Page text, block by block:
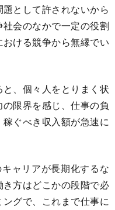
として許されないから
会のなかで一定の役割
ける競争から無縁でい
、個々人をとりまく状
限界を感じ、仕事の負
ぐべき収入額が急速に
ャリアが長期化するな
方はどこかの段階で必
グで、これまで仕事に